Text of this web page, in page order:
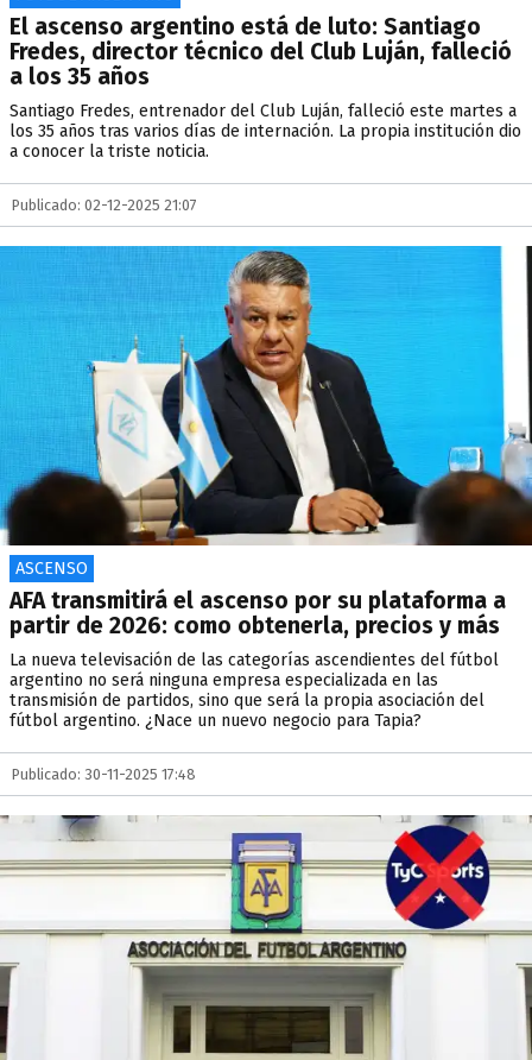
El ascenso argentino está de luto: Santiago
Fredes, director técnico del Club Luján, falleció
a los 35 años
Santiago Fredes, entrenador del Club Luján, falleció este martes a
los 35 años tras varios días de internación. La propia institución dio
a conocer la triste noticia.
Publicado: 02-12-2025 21:07
ASCENSO
AFA transmitirá el ascenso por su plataforma a
partir de 2026: como obtenerla, precios y más
La nueva televisación de las categorías ascendientes del fútbol
argentino no será ninguna empresa especializada en las
transmisión de partidos, sino que será la propia asociación del
fútbol argentino. ¿Nace un nuevo negocio para Tapia?
Publicado: 30-11-2025 17:48